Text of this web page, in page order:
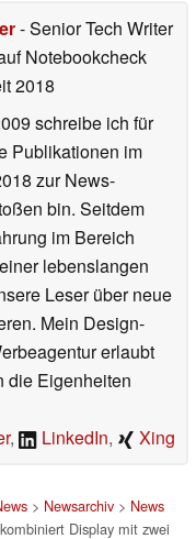
- Senior Tech Writer
Notebookcheck
2018
schreibe ich für
Publikationen im
zur News-
bin. Seitdem
im Bereich
lebenslangen
Leser über neue
Mein Design-
erlaubt
die Eigenheiten
, LinkedIn, Xing
> Newsarchiv> News
Display mit zwei